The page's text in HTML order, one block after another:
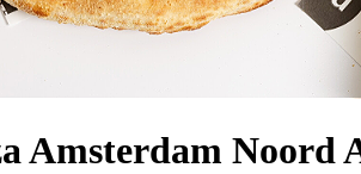
Amsterdam Noord